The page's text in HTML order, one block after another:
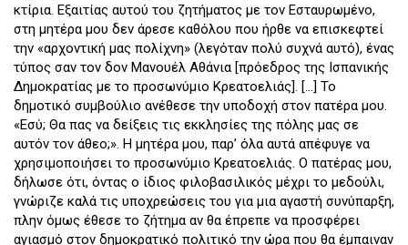
κτίρια. Εξαιτίας αυτού του ζητήματος με τον Εσταυρωμένο,
στη μητέρα μου δεν άρεσε καθόλου που ήρθε να επισκεφτεί
την «αρχοντική μας πολίχνη» (λεγόταν πολύ συχνά αυτό), ένας
τύπος σαν τον δον Μανουέλ Αθάνια [πρόεδρος της Ισπανικής
Δημοκρατίας με το προσωνύμιο Κρεατοελιάς]. […] Το
δημοτικό συμβούλιο ανέθεσε την υποδοχή στον πατέρα μου.
«Εσύ; Θα πας να δείξεις τις εκκλησίες της πόλης μας σε
αυτόν τον άθεο;». Η μητέρα μου, παρ’ όλα αυτά απέφυγε να
χρησιμοποιήσει το προσωνύμιο Κρεατοελιάς. Ο πατέρας μου,
δήλωσε ότι, όντας ο ίδιος φιλοβασιλικός μέχρι το μεδούλι,
γνώριζε καλά τις υποχρεώσεις του για μια αγαστή συνύπαρξη,
πλην όμως έθεσε το ζήτημα αν θα έπρεπε να προσφέρει
αγιασμό στον δημοκρατικό πολιτικό την ώρα που θα έμπαιναν